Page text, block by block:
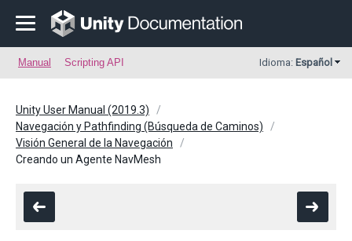
Manual Scripting API Idioma: Español
Unity User Manual (2019.3)
Navegación y Pathfinding (Búsqueda de Caminos)
Visión General de la Navegación
Creando un Agente NavMesh